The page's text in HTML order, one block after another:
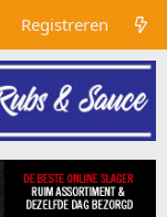
Registreren